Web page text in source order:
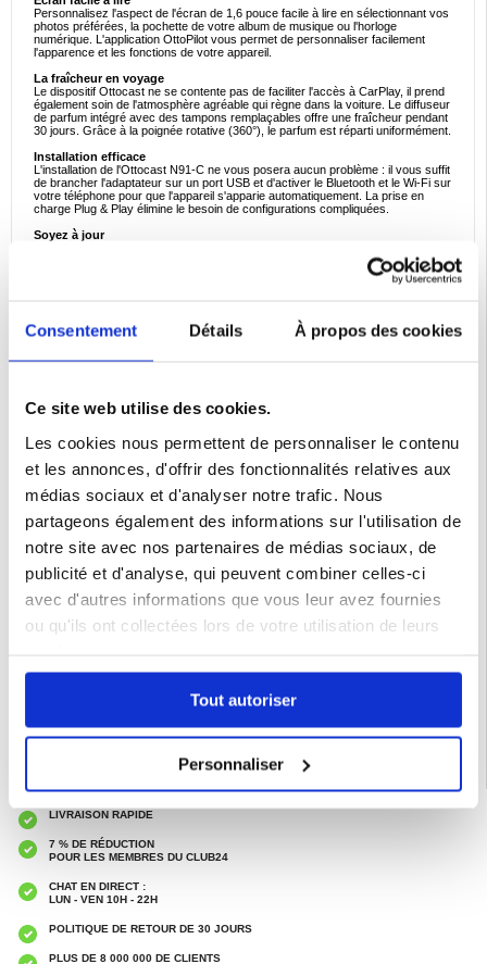
Consentement Détails À propos des cookies
Ce site web utilise des cookies.
Les cookies nous permettent de personnaliser le contenu
et les annonces, d'offrir des fonctionnalités relatives aux
médias sociaux et d'analyser notre trafic. Nous
partageons également des informations sur l'utilisation de
notre site avec nos partenaires de médias sociaux, de
publicité et d'analyse, qui peuvent combiner celles-ci
avec d'autres informations que vous leur avez fournies
ou qu'ils ont collectées lors de votre utilisation de leurs
Tout autoriser
Personnaliser
Personnalisez l'aspect de l'écran de 1,6 pouce facile à lire en sélectionnant vos
photos préférées, la pochette de votre album de musique ou l'horloge
numérique. L'application OttoPilot vous permet de personnaliser facilement
l'apparence et les fonctions de votre appareil.
La fraîcheur en voyage
Le dispositif Ottocast ne se contente pas de faciliter l'accès à CarPlay, il prend
également soin de l'atmosphère agréable qui règne dans la voiture. Le diffuseur
de parfum intégré avec des tampons remplaçables offre une fraîcheur pendant
30 jours. Grâce à la poignée rotative (360°), le parfum est réparti uniformément.
Installation efficace
L'installation de l'Ottocast N91-C ne vous posera aucun problème : il vous suffit
de brancher l'adaptateur sur un port USB et d'activer le Bluetooth et le Wi-Fi sur
votre téléphone pour que l'appareil s'apparie automatiquement. La prise en
charge Plug & Play élimine le besoin de configurations compliquées.
Soyez à jour
télécharger le dernier logiciel via l'application OttoPilot. Vous pouvez être assuré
que l'adaptateur fonctionnera toujours efficacement, donnant accès aux
Le produit est compatible avec 99 % des modèles de voitures - des berlines
aux SUV en passant par les voitures de luxe. Sa capacité à fonctionner dans
froides matinées d'hiver que des chaudes journées d'été.
- Code fabricant : N91-C
- CPU : Processeur double cœur ARM Cortex A7 1,0 GHz
- Wi-Fi : 5 GHz
- Température de fonctionnement : de -20°C à 75°C
- Adaptateur Ottocast CarPlay
- Support de grille
- Adaptateur USB-A/USB-C
- Diffuseur de parfum
Carplay & Android Auto Adaptateur
LIVRAISON RAPIDE
7 % DE RÉDUCTION
POUR LES MEMBRES DU CLUB24
CHAT EN DIRECT :
LUN - VEN 10H - 22H
POLITIQUE DE RETOUR DE 30 JOURS
PLUS DE 8 000 000 DE CLIENTS